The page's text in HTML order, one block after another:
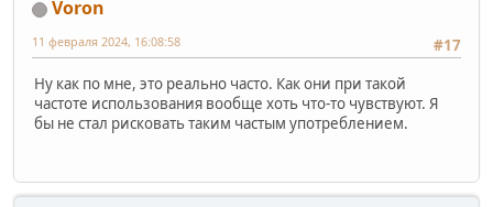
Voron
#17
11 февраля 2024, 16:08:58
Ну как по мне, это реально часто. Как они при такой
частоте использования вообще хоть что-то чувствуют. Я
бы не стал рисковать таким частым употреблением.